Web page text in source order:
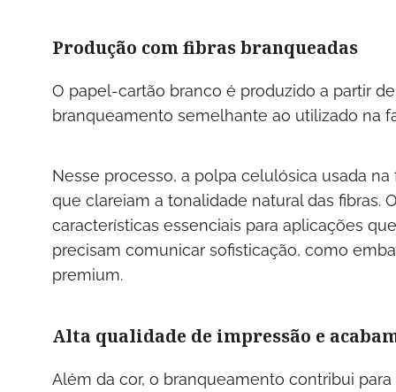
Produção com fibras branqueadas
O papel-cartão branco é produzido a partir
branqueamento semelhante ao utilizado na
Nesse processo, a polpa celulósica usada
que clareiam a tonalidade natural das fibras.
características essenciais para aplicações
precisam comunicar sofisticação, como
premium.
Alta qualidade de impressão e
Além da cor, o branqueamento contribui